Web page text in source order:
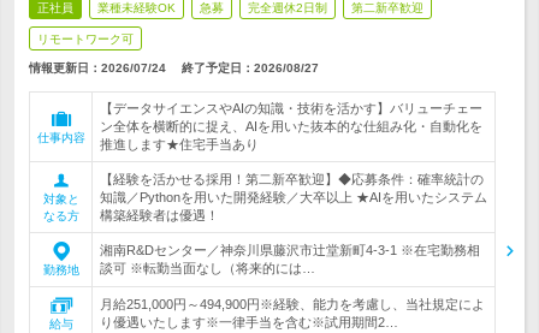
正社員 業種未経験OK 急募 完全週休2日制 第二新卒歓迎
リモートワーク可
情報更新日：2026/07/24 終了予定日： 2026/08/27
仕事内容
【データサイエンスやAIの知識・技術を活かす】バリューチェー
ン全体を横断的に捉え、AIを用いた抜本的な仕組み化・自動化を
推進します★住宅手当あり
対象と
なる方
【経験を活かせる採用！第二新卒歓迎】◆応募条件：確率統計の
知識／Pythonを用いた開発経験／大卒以上 ★AIを用いたシステム
構築経験者は優遇！
勤務地
湘南R&Dセンター／神奈川県藤沢市辻堂新町4-3-1 ※在宅勤務相
談可 ※転勤当面なし（将来的には…
給与
月給251,000円～494,900円※経験、能力を考慮し、当社規定によ
り優遇いたします※一律手当を含む※試用期間2…